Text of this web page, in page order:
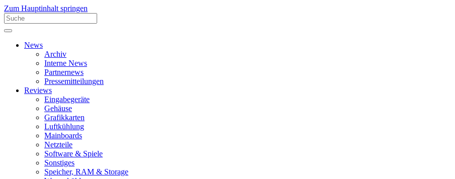
Zum Hauptinhalt springen
News
Archiv
Interne News
Partnernews
Pressemitteilungen
Reviews
Eingabegeräte
Gehäuse
Grafikkarten
Luftkühlung
Mainboards
Netzteile
Software & Spiele
Sonstiges
Speicher, RAM & Storage